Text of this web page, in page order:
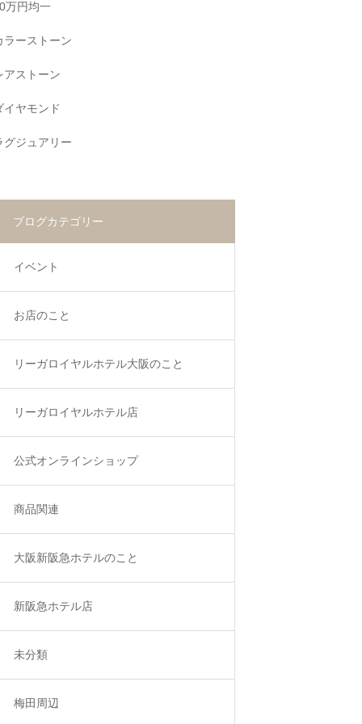
万円均一
ラーストーン
アストーン
イヤモンド
グジュアリー
ブログカテゴリー
イベント
お店のこと
リーガロイヤルホテル大阪のこと
リーガロイヤルホテル店
公式オンラインショップ
商品関連
大阪新阪急ホテルのこと
新阪急ホテル店
未分類
梅田周辺